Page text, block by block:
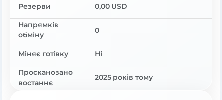
Резерви 0,00 USD
Напрямків
обміну
0
Міняє готівку Ні
Проскановано
востаннє
2025 років тому